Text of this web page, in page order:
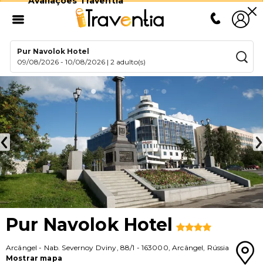
Pur Navolok Hotel
09/08/2026 -10/08/2026 |2 adulto(s)
Pur Navolok Hotel
Arcângel - Nab. Severnoy Dviny, 88/1 - 163000,Arcângel, Rússia
Mostrar mapa